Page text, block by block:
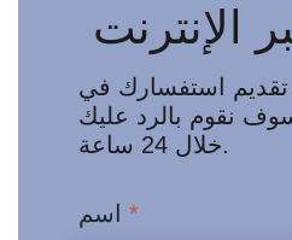
الإنترنت
تقديم استفسارك في
سوف نقوم بالرد عليك
خلال 24 ساعة.
*